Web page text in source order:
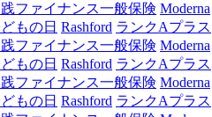
ファイナンス一般保険 Moderna
もの日 Rashford ランクAプラス
ファイナンス一般保険 Moderna
もの日 Rashford ランクAプラス
ファイナンス一般保険 Moderna
もの日 Rashford ランクAプラス